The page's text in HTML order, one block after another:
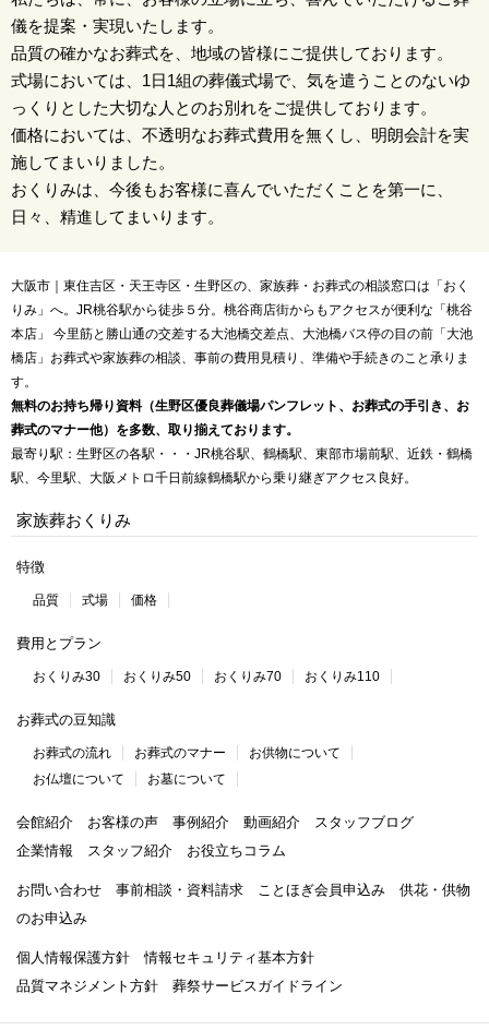
儀を提案・実現いたします。
品質の確かなお葬式を、地域の皆様にご提供しております。
式場においては、1日1組の葬儀式場で、気を遣うことのないゆ
っくりとした大切な人とのお別れをご提供しております。
価格においては、不透明なお葬式費用を無くし、明朗会計を実
施してまいりました。
おくりみは、今後もお客様に喜んでいただくことを第一に、
日々、精進してまいります。
大阪市｜東住吉区・天王寺区・生野区の、家族葬・お葬式の相談窓口は「おく
りみ」へ。JR桃谷駅から徒歩５分。桃谷商店街からもアクセスが便利な「桃谷
本店」 今里筋と勝山通の交差する大池橋交差点、大池橋バス停の目の前「大池
橋店」お葬式や家族葬の相談、事前の費用見積り、準備や手続きのこと承りま
す。
無料のお持ち帰り資料（生野区優良葬儀場パンフレット、お葬式の手引き、お
葬式のマナー他）を多数、取り揃えております。
最寄り駅：生野区の各駅・・・JR桃谷駅、鶴橋駅、東部市場前駅、近鉄・鶴橋
駅、今里駅、大阪メトロ千日前線鶴橋駅から乗り継ぎアクセス良好。
家族葬おくりみ
特徴
品質 式場 価格
費用とプラン
おくりみ30 おくりみ50 おくりみ70 おくりみ110
お葬式の豆知識
お葬式の流れ お葬式のマナー
お供物について
お仏壇について
お墓について
会館紹介 お客様の声 事例紹介 動画紹介
スタッフブログ
企業情報
スタッフ紹介 お役立ちコラム
お問い合わせ 事前相談・資料請求 ことほぎ会員申込み
供花・供物
のお申込み
個人情報保護方針
情報セキュリティ基本方針
品質マネジメント方針
葬祭サービスガイドライン